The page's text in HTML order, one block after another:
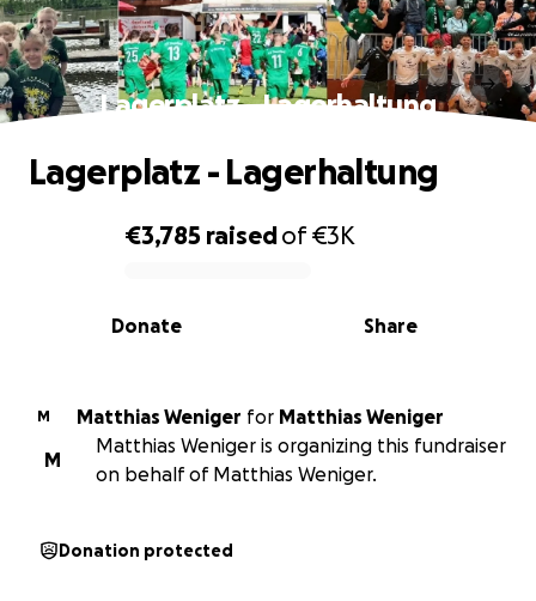
Lagerplatz - Lagerhaltung
0% complete
€3,785 raisedof€3K
Share
Donate
Lagerplatz - Lagerhaltung
M Matthias Weniger for Matthias Weniger
M
Matthias Weniger is organizing this fundraiser
on behalf of Matthias Weniger.
Donation protected